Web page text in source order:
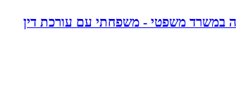
במשרד משפטי - משפחתי עם עורכת דין